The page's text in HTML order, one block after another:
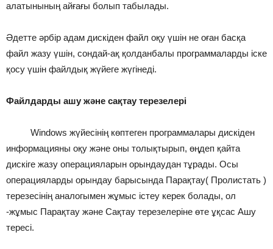
алатынының айғағы болып табылады.
Әдетте әрбір адам дискіден файл оқу үшін не оған басқа
файл жазу үшін, сондай-ақ қолданбалы программаларды іске
қосу үшін файлдық жүйеге жүгінеді.
Файлдарды ашу және сақтау терезелері
Windows жүйесінің көптеген программалары дискіден
информацияны оқу және оны толықтырып, өңдеп қайта
дискіге жазу операцияларын орындаудан тұрады. Осы
операцияларды орындау барысында Парақтау( Пролистать )
терезесінің аналогымен жұмыс істеу керек болады, ол
-жұмыс Парақтау және Сақтау терезелеріне өте ұқсас Ашу
тересі.